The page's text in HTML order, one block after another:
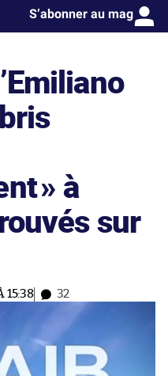
S’abonner au mag
» à
sur
15:38 32